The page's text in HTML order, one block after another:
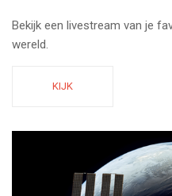
Bekijk een livestream van je
wereld.
KIJK